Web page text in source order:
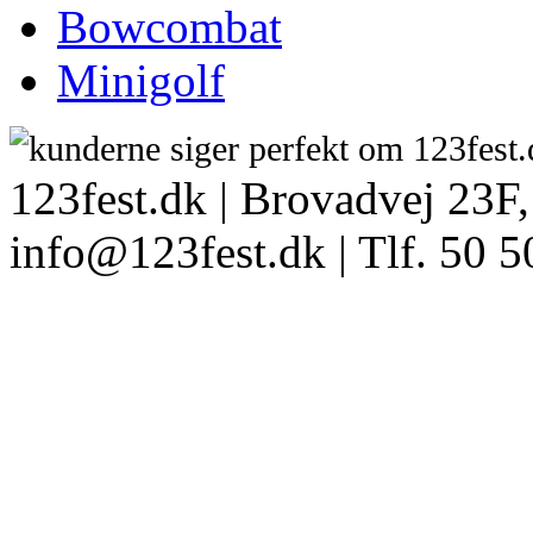
Bowcombat
Minigolf
123fest.dk | Brovadvej
info@123fest.dk | Tlf. 50